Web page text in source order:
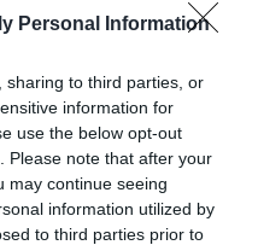
Personal Information
sharing to third parties, or
information for
use the below opt-out
Please note that after your
may continue seeing
information utilized by
to third parties prior to
στο ταμείο.
μας, το να
το να
του σπιτιού μας.